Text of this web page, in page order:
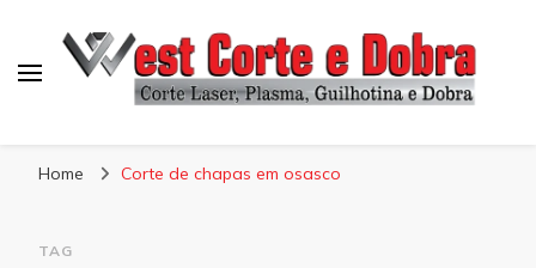
Home Corte de chapas em osasco
TAG